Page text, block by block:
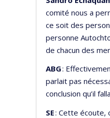
comité nous a
ce soit des
personne
de chacun des
ABG:
parlait pas
conclusion qu’il
SE: Cette écoute,